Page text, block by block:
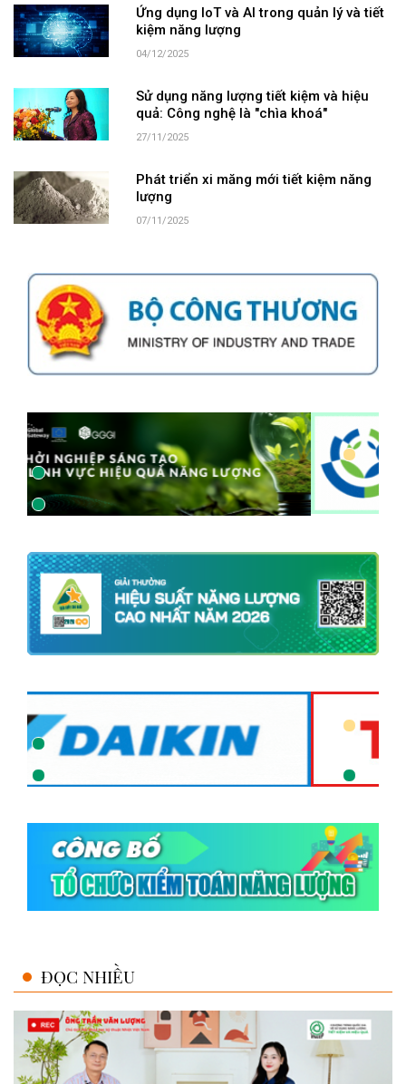
Ứng dụng IoT và AI trong quản lý và tiết
kiệm năng lượng
04/12/2025
Sử dụng năng lượng tiết kiệm và hiệu
quả: Công nghệ là "chìa khoá"
27/11/2025
Phát triển xi măng mới tiết kiệm năng
lượng
07/11/2025
ĐỌC NHIỀU